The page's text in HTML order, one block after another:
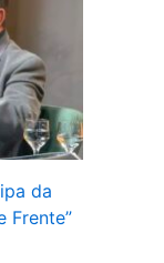
da
Frente”